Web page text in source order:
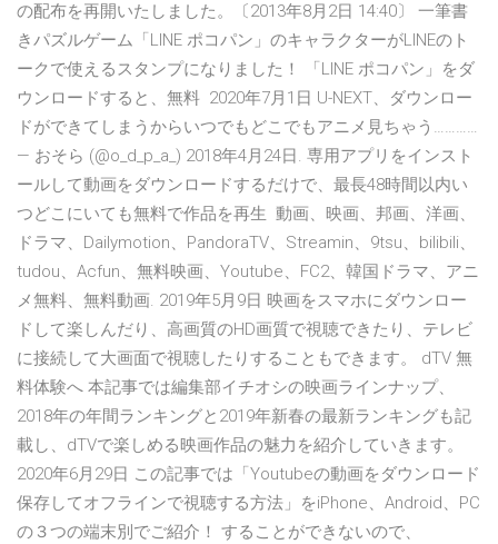
の配布を再開いたしました。〔2013年8月2日 14:40〕 一筆書
きパズルゲーム「LINE ポコパン」のキャラクターがLINEのト
ークで使えるスタンプになりました！ 「LINE ポコパン」をダ
ウンロードすると、無料 2020年7月1日 U-NEXT、ダウンロー
ドができてしまうからいつでもどこでもアニメ見ちゃう…………
— おそら (@o_d_p_a_) 2018年4月24日. 専用アプリをインスト
ールして動画をダウンロードするだけで、最長48時間以内い
つどこにいても無料で作品を再生 動画、映画、邦画、洋画、
ドラマ、Dailymotion、PandoraTV、Streamin、9tsu、bilibili、
tudou、Acfun、無料映画、Youtube、FC2、韓国ドラマ、アニ
メ無料、無料動画. 2019年5月9日 映画をスマホにダウンロー
ドして楽しんだり、高画質のHD画質で視聴できたり、テレビ
に接続して大画面で視聴したりすることもできます。 dTV 無
料体験へ 本記事では編集部イチオシの映画ラインナップ、
2018年の年間ランキングと2019年新春の最新ランキングも記
載し、dTVで楽しめる映画作品の魅力を紹介していきます。
2020年6月29日 この記事では「Youtubeの動画をダウンロード
保存してオフラインで視聴する方法」をiPhone、Android、PC
の３つの端末別でご紹介！ することができないので、